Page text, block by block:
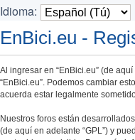
Idioma:
EnBici.eu -
Al ingresar en “EnBici.eu” (de
“EnBici.eu”. Podemos cambiar
acuerda estar legalmente
Nuestros foros están
(de aquí en adelante “GPL”) y